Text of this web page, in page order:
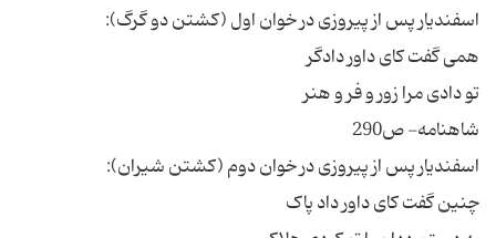
اسفندیار پس از پیروزی در خوان اول (کشتن دو گرگ):
همی گفت کای داور دادگر
تو دادی مرا زور و فر و هنر
شاهنامه- ص290
اسفندیار پس از پیروزی در خوان دوم (کشتن شیران):
چنین گفت کای داور داد پاک